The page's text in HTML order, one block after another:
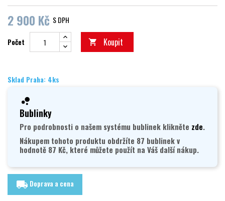
2 900 Kč S DPH
Počet  Koupit
Sklad Praha: 4ks
Bublinky
Pro podrobnosti o našem systému bublinek klikněte zde.
Nákupem tohoto produktu obdržíte 87 bublinek v
hodnotě 87 Kč, které můžete použít na Váš další nákup.
local_shipping Doprava a cena